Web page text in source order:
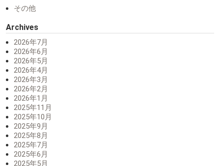
その他
Archives
2026年7月
2026年6月
2026年5月
2026年4月
2026年3月
2026年2月
2026年1月
2025年11月
2025年10月
2025年9月
2025年8月
2025年7月
2025年6月
2025年5月